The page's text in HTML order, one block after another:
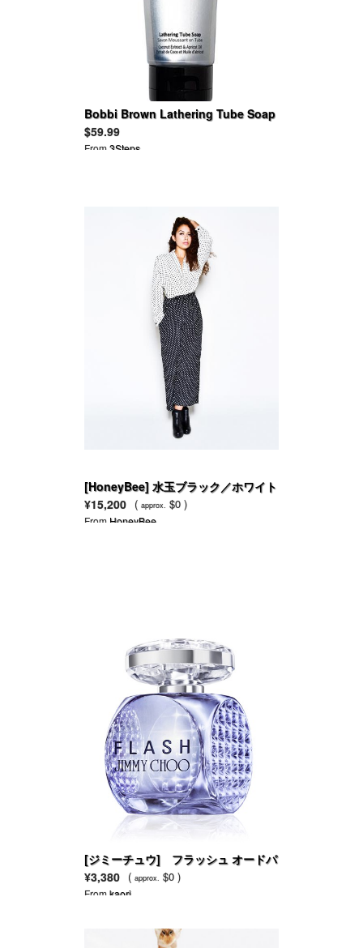
Bobbi Brown Lathering Tube Soap
$59.99
From3Steps
[HoneyBee] 水玉ブラック／ホワイト
のジャンプスーツ
¥15,200 ( approx. $0 )
From HoneyBee
[ジミーチュウ] フラッシュ オードパ
ルファム
¥3,380 ( approx. $0 )
Fromkaori